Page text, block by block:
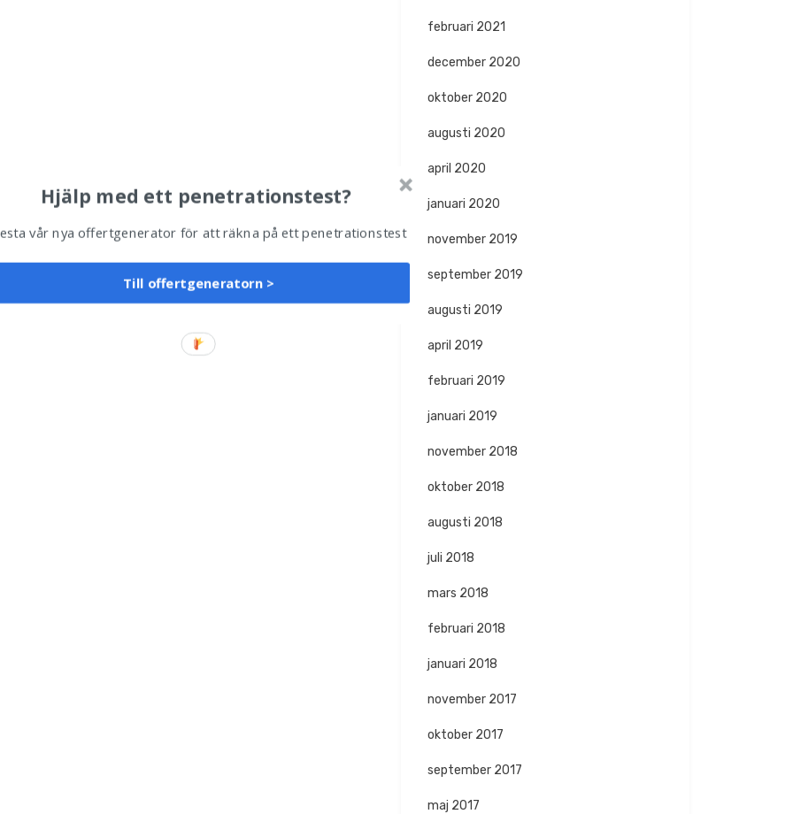
februari 2021
december 2020
oktober 2020
augusti 2020
april 2020
januari 2020
november 2019
september 2019
augusti 2019
april 2019
februari 2019
januari 2019
november 2018
oktober 2018
augusti 2018
juli 2018
mars 2018
februari 2018
januari 2018
november 2017
oktober 2017
september 2017
maj 2017
Hjälp med ett penetrationstest?
vår nya offertgenerator för att räkna på ett penetrationstest
Till offertgeneratorn >